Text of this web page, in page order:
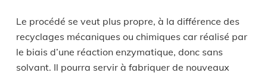
Le procédé se veut plus propre, à la différence des
recyclages mécaniques ou chimiques car réalisé par
le biais d’une réaction enzymatique, donc sans
solvant. Il pourra servir à fabriquer de nouveaux